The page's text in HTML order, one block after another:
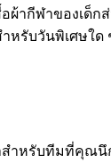
ผ้ากีฬาของเด็
รับวันพิเศษใด
หรับทีมที่คุณนึก